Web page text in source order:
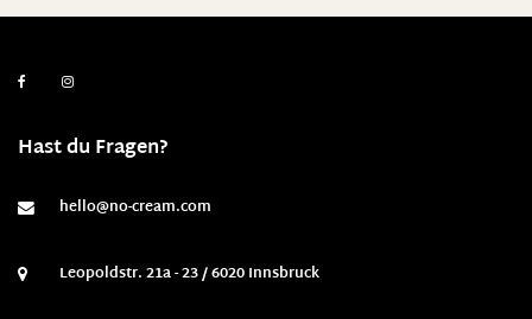
Hast du Fragen?
hello@no-cream.com
Leopoldstr. 21a - 23 / 6020 Innsbruck